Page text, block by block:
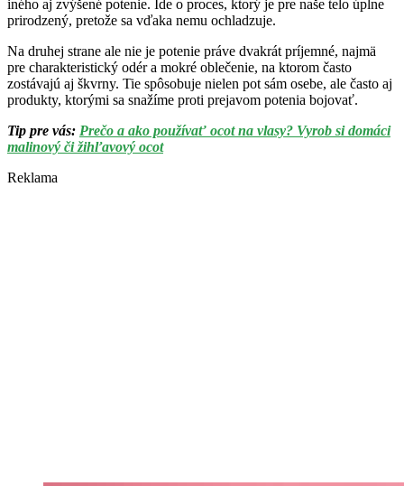
iného aj zvýšené potenie. Ide o proces, ktorý je pre naše telo úplne
prirodzený, pretože sa vďaka nemu ochladzuje.
Na druhej strane ale nie je potenie práve dvakrát príjemné, najmä
pre charakteristický odér a mokré oblečenie, na ktorom často
zostávajú aj škvrny. Tie spôsobuje nielen pot sám osebe, ale často aj
produkty, ktorými sa snažíme proti prejavom potenia bojovať.
Tip pre vás: Prečo a ako používať ocot na vlasy? Vyrob si domáci
malinový či žihľavový ocot
Reklama